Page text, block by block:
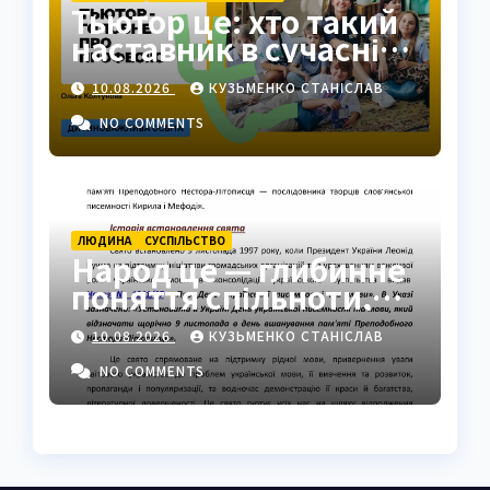
Тьютор це: хто такий
наставник в сучасній
освіті
10.08.2026
КУЗЬМЕНКО СТАНІСЛАВ
NO COMMENTS
ЛЮДИНА СУCПІЛЬСТВО
Народ це — глибинне
поняття спільноти,
ідентичності та сили
10.08.2026
КУЗЬМЕНКО СТАНІСЛАВ
NO COMMENTS